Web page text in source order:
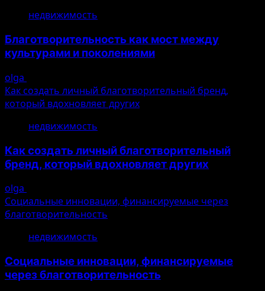
недвижимость
Благотворительность как мост между
культурами и поколениями
olga
Как создать личный благотворительный бренд,
который вдохновляет других
недвижимость
Как создать личный благотворительный
бренд, который вдохновляет других
olga
Социальные инновации, финансируемые через
благотворительность
недвижимость
Социальные инновации, финансируемые
через благотворительность